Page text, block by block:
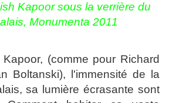
Kapoor sous la verrière du
Monumenta 2011
(comme pour Richard
Boltanski), l'immensité de la
sa lumière écrasante sont